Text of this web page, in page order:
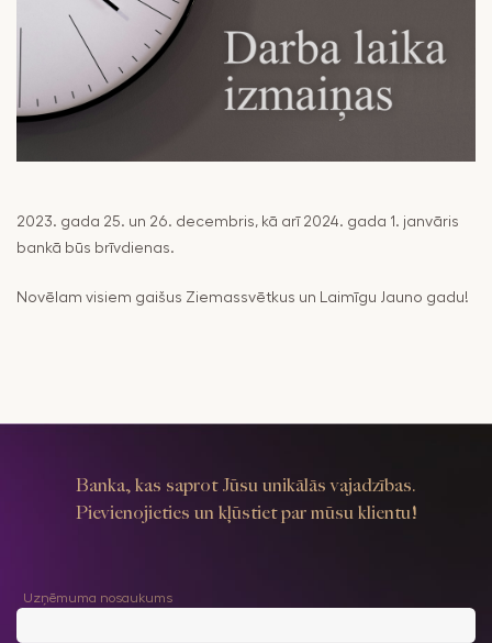
Maksājumi
Valūtas,
finanšu tirgus
darījumi
Noguldījumi
drošība
RIB Open Banking
Piekļūstamība
2023. gada 25. un 26. decembris, kā arī 2024. gada 1. janvāris
bankā būs brīvdienas.
Novēlam visiem gaišus Ziemassvētkus un Laimīgu Jauno gadu!
Banka, kas saprot Jūsu unikālās vajadzības.
Pievienojieties un kļūstiet par mūsu klientu!
Uzņēmuma nosaukums